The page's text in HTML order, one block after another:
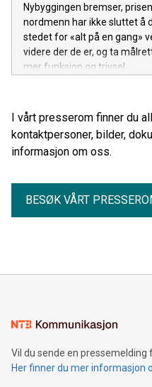
Nybyggingen bremser,
nordmenn har ikke sluttet å
stedet for «alt på en gang»
videre der de er, og ta
mer funksjon og trivsel.
I vårt presserom finner du
kontaktpersoner, bilder,
informasjon om oss.
BESØK VÅRT
Vil du sende en pressemelding
Her finner du mer informasjon